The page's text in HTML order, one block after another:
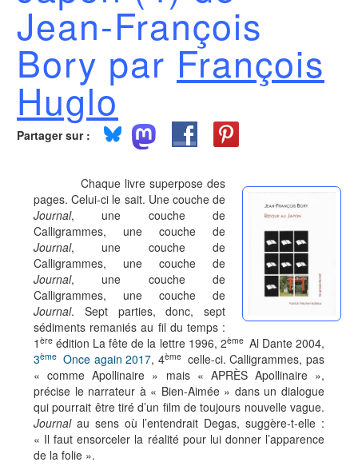
Jean-François
Bory par François
Huglo
Partager sur :
Chaque livre superpose des
pages. Celui-ci le sait. Une couche de
Journal, une couche de
Calligrammes, une couche de
Journal, une couche de
Calligrammes, une couche de
Journal, une couche de
Calligrammes, une couche de
Journal. Sept parties, donc, sept
sédiments remaniés au fil du temps :
1 ère édition La fête de la lettre 1996, 2ème Al Dante 2004,
3ème Once again 2017, 4ème celle-ci. Calligrammes, pas
« comme Apollinaire » mais « APRÈS Apollinaire »,
précise le narrateur à « Bien-Aimée » dans un dialogue
qui pourrait être tiré d’un film de toujours nouvelle vague.
Journalau sens où l’entendrait Degas, suggère-t-elle :
« Il faut ensorceler la réalité pour lui donner l’apparence
de la folie ».